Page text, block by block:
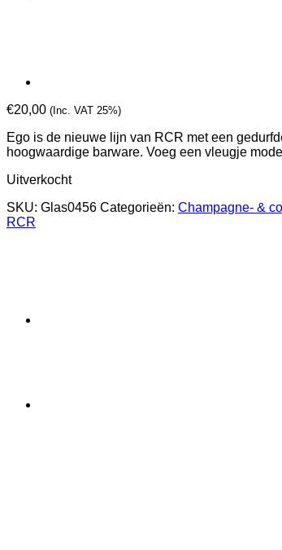
€20,00 (Inc. VAT 25%)
Ego is de nieuwe lijn van RCR met een
hoogwaardige barware. Voeg een vleugje
Uitverkocht
SKU: Glas0456 Categorieën: Champagne- &
RCR